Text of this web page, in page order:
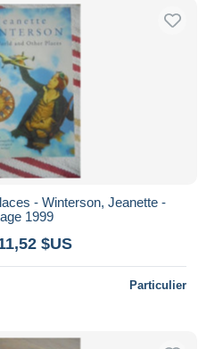
- Winterson, Jeanette -
1999
$US
Particulier